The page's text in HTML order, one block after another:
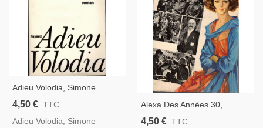
Adieu Volodia, Simone
Signoret, 1985 - Roman,
4,50 € TTC
Adieu Volodia, Simone
Alexa Des Années 30,
Grégory Santisteban, 1970 -
4,50 € TTC